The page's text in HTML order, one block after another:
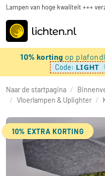
Lampen van hoge kwaliteit +++
10% korting op
Code: LIGHT
Naar de startpagina /
/ Vloerlampen & Uplighter /
10% EXTRA KORTING